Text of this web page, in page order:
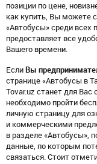
позиции по цене,
как купить, Вы можете
«Автобусы» среди всех
предоставляет все
Вашего времени.
Если Вы
странице «Автобусы в
Tovar.uz станет для
необходимо пройти
личную страницу для
и коммерческими
в разделе «Автобусы»,
данные, по которым
связаться. Стоит